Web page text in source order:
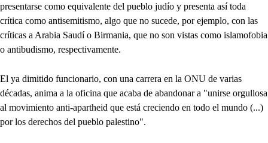
presentarse como equivalente del pueblo judío y presenta así toda
crítica como antisemitismo, algo que no sucede, por ejemplo, con las
críticas a Arabia Saudí o Birmania, que no son vistas como islamofobia
o antibudismo, respectivamente.
El ya dimitido funcionario, con una carrera en la ONU de varias
décadas, anima a la oficina que acaba de abandonar a "unirse orgullosa
al movimiento anti-apartheid que está creciendo en todo el mundo (...)
por los derechos del pueblo palestino".